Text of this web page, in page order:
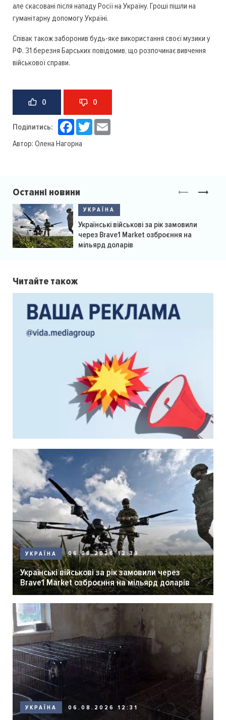
але скасовані після нападу Росії на Україну. Гроші пішли на
гуманітарну допомогу Україні.
Співак також заборонив будь-яке використання своєї музики у
РФ. 31 березня Барських повідомив, що розпочинає вивчення
військової справи.
0 0
Поділитись: Facebook
Twitter
Автор: Олена Нагорна
Останні новини
УКРАЇНА
Українські військові за рік замовили
через Brave1 Market озброєння на
мільярд доларів
Читайте також
УКРАЇНА 06.08.2026 12:39
Українські військові за рік замовили через
Brave1 Market озброєння на мільярд доларів
УКРАЇНА 06.08.2026 12:31